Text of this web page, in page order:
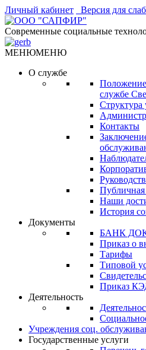
Личный кабинет Версия для
Современные социальные
МЕНЮМЕНЮ
О службе
службе
Структура
Контакты
Публичная
Наши
История
Документы
БАНК
Приказ о
Тарифы
Типовой
Приказ
Деятельность
Учреждения соц.
Государственные услуги